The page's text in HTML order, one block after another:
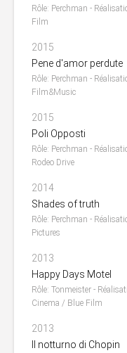
Rôle: Perchman -
Film
2015
Pene d'amor perdute
Rôle: Perchman -
Film&Music
2015
Poli Opposti
Rôle: Perchman -
Rodeo Drive
2014
Shades of truth
Rôle: Perchman -
Pictures
2013
Happy Days Motel
Rôle: Tonmeister -
Cinema / Blue Film
2013
Il notturno di Chopin